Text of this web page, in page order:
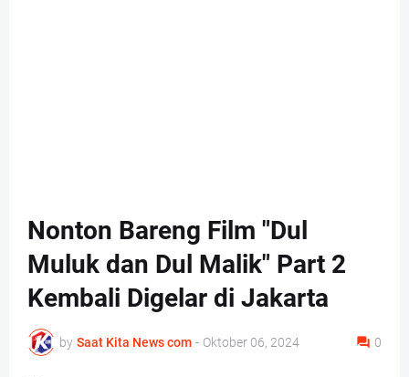
Nonton Bareng Film "Dul
Muluk dan Dul Malik" Part 2
Kembali Digelar di Jakarta
by Saat Kita News com - Oktober 06, 2024 0